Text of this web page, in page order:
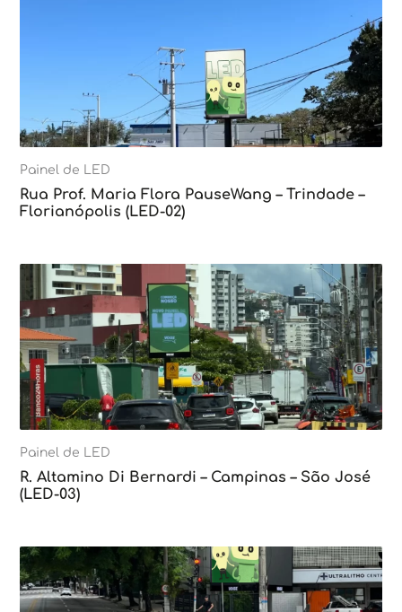
Painel de LED
Rua Prof. Maria Flora PauseWang – Trindade –
Florianópolis (LED-02)
Painel de LED
R. Altamino Di Bernardi – Campinas – São José
(LED-03)